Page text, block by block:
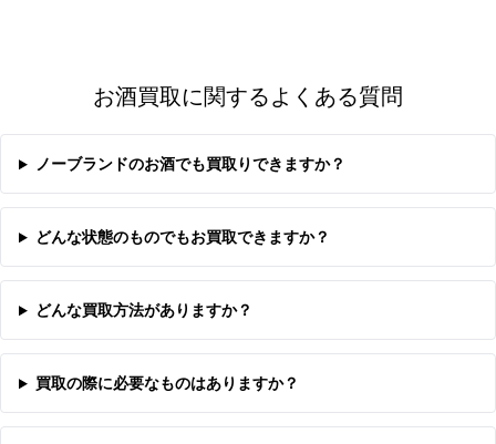
お酒買取に関するよくある質問
ノーブランドのお酒でも買取りできますか？
どんな状態のものでもお買取できますか？
どんな買取方法がありますか？
買取の際に必要なものはありますか？